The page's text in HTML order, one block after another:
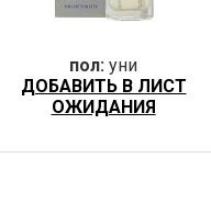
пол: уни
ДОБАВИТЬ В ЛИСТ
ОЖИДАНИЯ